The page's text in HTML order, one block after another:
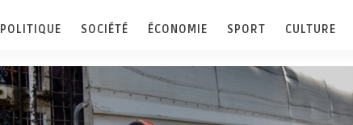
POLITIQUE SOCIÉTÉ ÉCONOMIE SPORT CULTURE